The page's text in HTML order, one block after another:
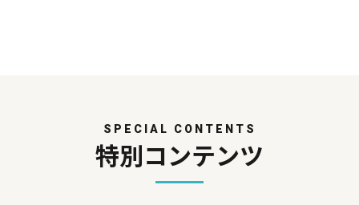
SPECIAL CONTENTS
特別コンテンツ